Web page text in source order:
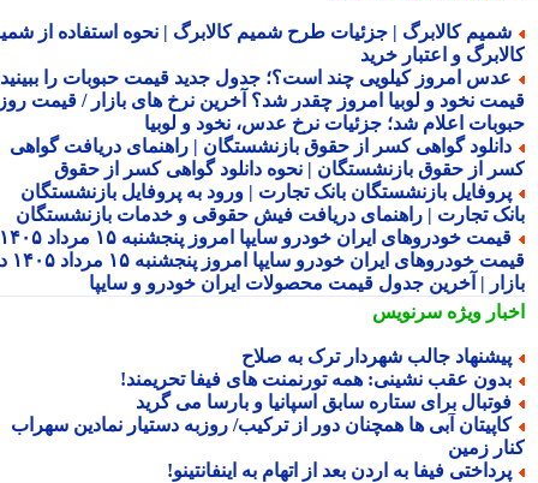
کالابرگ | جزئیات طرح شمیم کالابرگ | نحوه استفاده از شمیم
و اعتبار خرید
امروز کیلویی چند است؟؛ جدول جدید قیمت حبوبات را ببینید /
نخود و لوبیا امروز چقدر شد؟ آخرین نرخ های بازار / قیمت روز
اعلام شد؛ جزئیات نرخ عدس، نخود و لوبیا
گواهی کسر از حقوق بازنشستگان | راهنمای دریافت گواهی
از حقوق بازنشستگان | نحوه دانلود گواهی کسر از حقوق
بازنشستگان بانک تجارت | ورود به پروفایل بازنشستگان
تجارت | راهنمای دریافت فیش حقوقی و خدمات بازنشستگان
قیمت خودروهای ایران خودرو سایپا امروز پنجشنبه ۱۵ مرداد ۱۴۰۵ |
قیمت خودروهای ایران خودرو سایپا امروز پنجشنبه ۱۵ مرداد ۱۴۰۵ در
| آخرین جدول قیمت محصولات ایران خودرو و سایپا
ویژهسرنویس
جالب شهردار ترک به صلاح
عقب نشینی: همه تورنمنت های فیفا تحریمند!
برای ستاره سابق اسپانیا و بارسا می گرید
آبی ها همچنان دور از ترکیب/ روزبه دستیار نمادین سهراب
زمین
فیفا به اردن بعد از اتهام به اینفانتینو!